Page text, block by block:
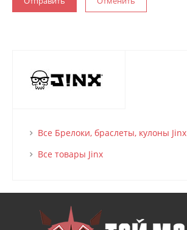
Все Брелоки, браслеты, кулоны Jinx
Все товары Jinx